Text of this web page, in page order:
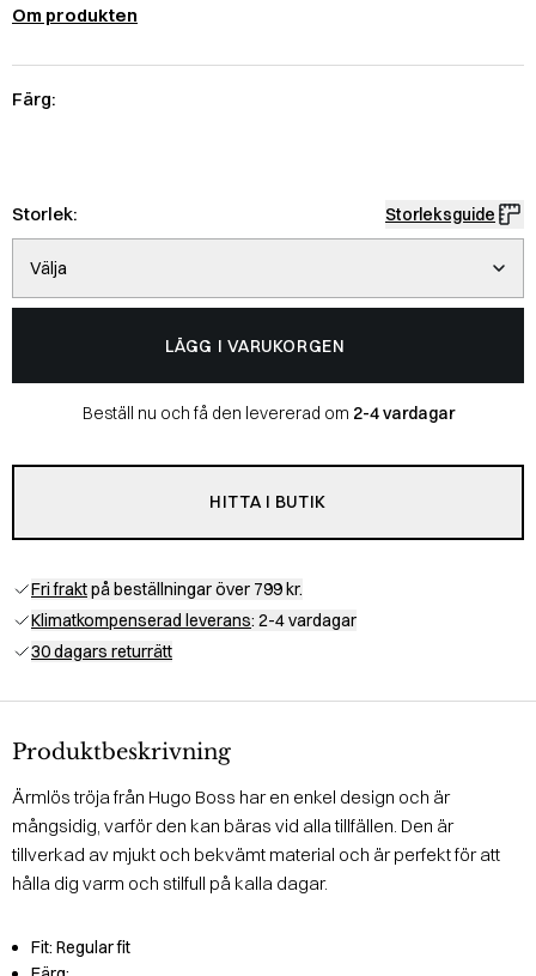
Om produkten
Färg:
Storlek: Storleksguide
Välja
LÄGG I VARUKORGEN
Beställ nu och få den levererad om 2-4 vardagar
HITTA I BUTIK
Fri fraktpå beställningar över 799 kr.
Klimatkompenserad leverans: 2-4 vardagar
30 dagars returrätt
Produktbeskrivning
Ärmlös tröja från Hugo Boss har en enkel design och är
mångsidig, varför den kan bäras vid alla tillfällen. Den är
tillverkad av mjukt och bekvämt material och är perfekt för att
hålla dig varm och stilfull på kalla dagar.
Fit: Regular fit